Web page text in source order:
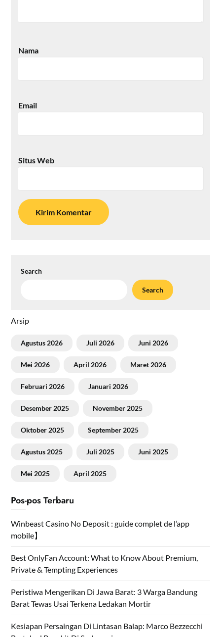
Nama
Email
Situs Web
Search
Search
Arsip
Agustus 2026 Juli 2026 Juni 2026
Mei 2026 April 2026 Maret 2026
Februari 2026 Januari 2026
Desember 2025 November 2025
Oktober 2025 September 2025
Agustus 2025 Juli 2025 Juni 2025
Mei 2025 April 2025
Pos-pos Terbaru
Winbeast Casino No Deposit : guide complet de l’app
mobile】
Best OnlyFan Account: What to Know About Premium,
Private & Tempting Experiences
Peristiwa Mengerikan Di Jawa Barat: 3 Warga Bandung
Barat Tewas Usai Terkena Ledakan Mortir
Kesiapan Persaingan Di Lintasan Balap: Marco Bezzecchi